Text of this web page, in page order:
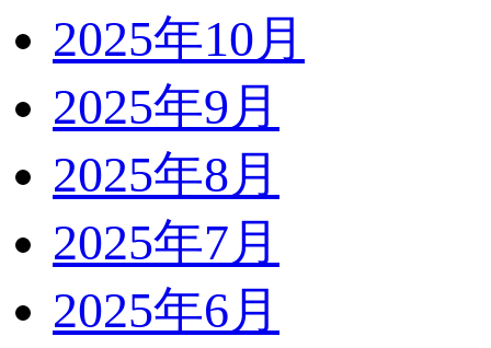
2025年10月
2025年9月
2025年8月
2025年7月
2025年6月